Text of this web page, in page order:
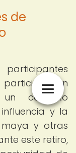
de
en
contexto
y la
y otras
este retiro,